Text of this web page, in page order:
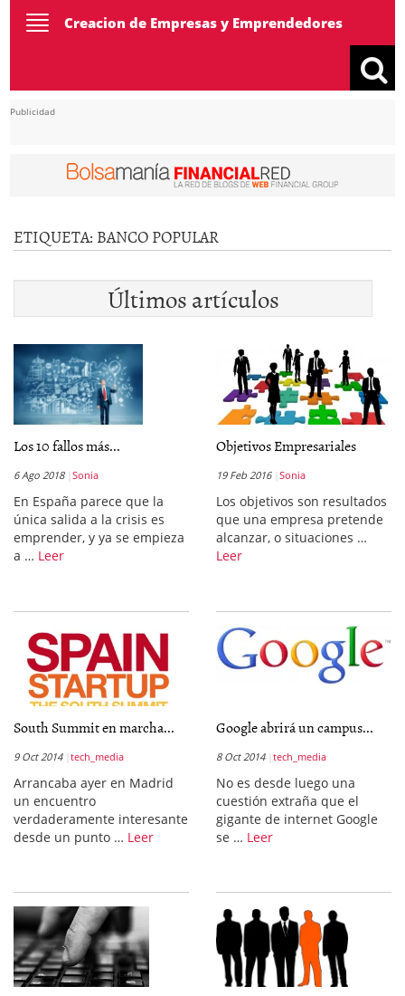
ToggleCreacion de Empresas y Emprendedores
Publicidad
ETIQUETA: BANCO POPULAR
Últimos artículos
Los 10 fallos más...
6 Ago 2018 Sonia
En España parece que la
única salida a la crisis es
emprender, y ya se empieza
a … Leer
Objetivos Empresariales
19 Feb 2016 Sonia
Los objetivos son resultados
que una empresa pretende
alcanzar, o situaciones …
Leer
South Summit en marcha...
9 Oct 2014 tech_media
Arrancaba ayer en Madrid
un encuentro
verdaderamente interesante
desde un punto … Leer
Google abrirá un campus...
8 Oct 2014 tech_media
No es desde luego una
cuestión extraña que el
gigante de internet Google
se … Leer